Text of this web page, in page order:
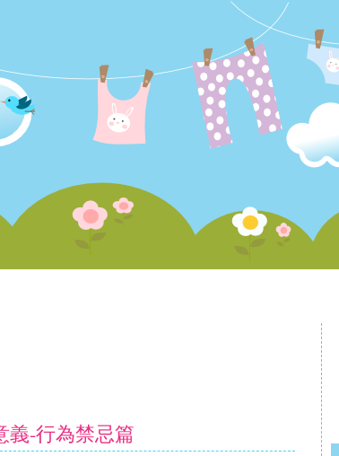
義-行為禁忌篇
首
頁